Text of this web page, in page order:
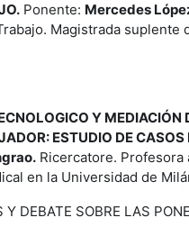
Ponente: Mercedes
Magistrada suplente
Y MEDIACIÓN
ESTUDIO DE CASOS
Ricercatore. Profesora
en la Universidad de
Y DEBATE SOBRE LAS